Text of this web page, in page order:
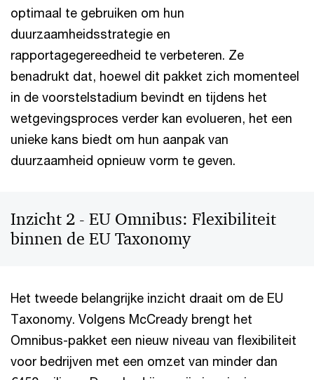
optimaal te gebruiken om hun
duurzaamheidsstrategie en
rapportagegereedheid te verbeteren. Ze
benadrukt dat, hoewel dit pakket zich momenteel
in de voorstelstadium bevindt en tijdens het
wetgevingsproces verder kan evolueren, het een
unieke kans biedt om hun aanpak van
duurzaamheid opnieuw vorm te geven.
Inzicht 2 - EU Omnibus: Flexibiliteit
binnen de EU Taxonomy
Het tweede belangrijke inzicht draait om de EU
Taxonomy. Volgens McCready brengt het
Omnibus-pakket een nieuw niveau van flexibiliteit
voor bedrijven met een omzet van minder dan